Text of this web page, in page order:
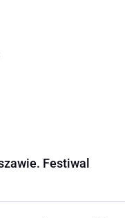
Festiwal